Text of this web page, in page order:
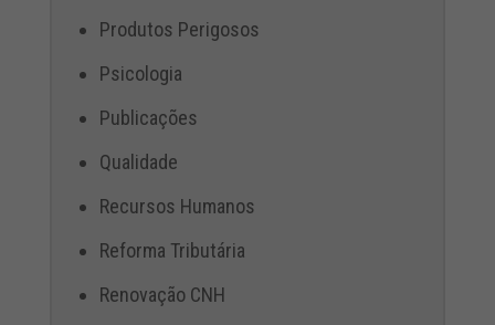
Produtos Perigosos
Psicologia
Publicações
Qualidade
Recursos Humanos
Reforma Tributária
Renovação CNH